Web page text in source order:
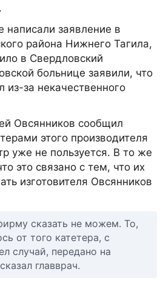
написали заявление в
района Нижнего Тагила,
в Свердловский
больнице заявили, что
из-за некачественного
Овсянников сообщил
этого производителя
уже не пользуется. В то же
это связано с тем, что их
изготовителя Овсянников
сказать не можем. То,
от того катетера, с
случай, передано на
главврач.